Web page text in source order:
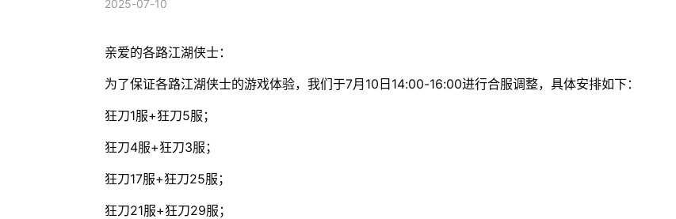
2025-07-10
亲爱的各路江湖侠士：
为了保证各路江湖侠士的游戏体验，我们于7月10日14:00-16:00进行合服调整，具体安排如下：
狂刀1服+狂刀5服；
狂刀4服+狂刀3服；
狂刀17服+狂刀25服；
狂刀21服+狂刀29服；